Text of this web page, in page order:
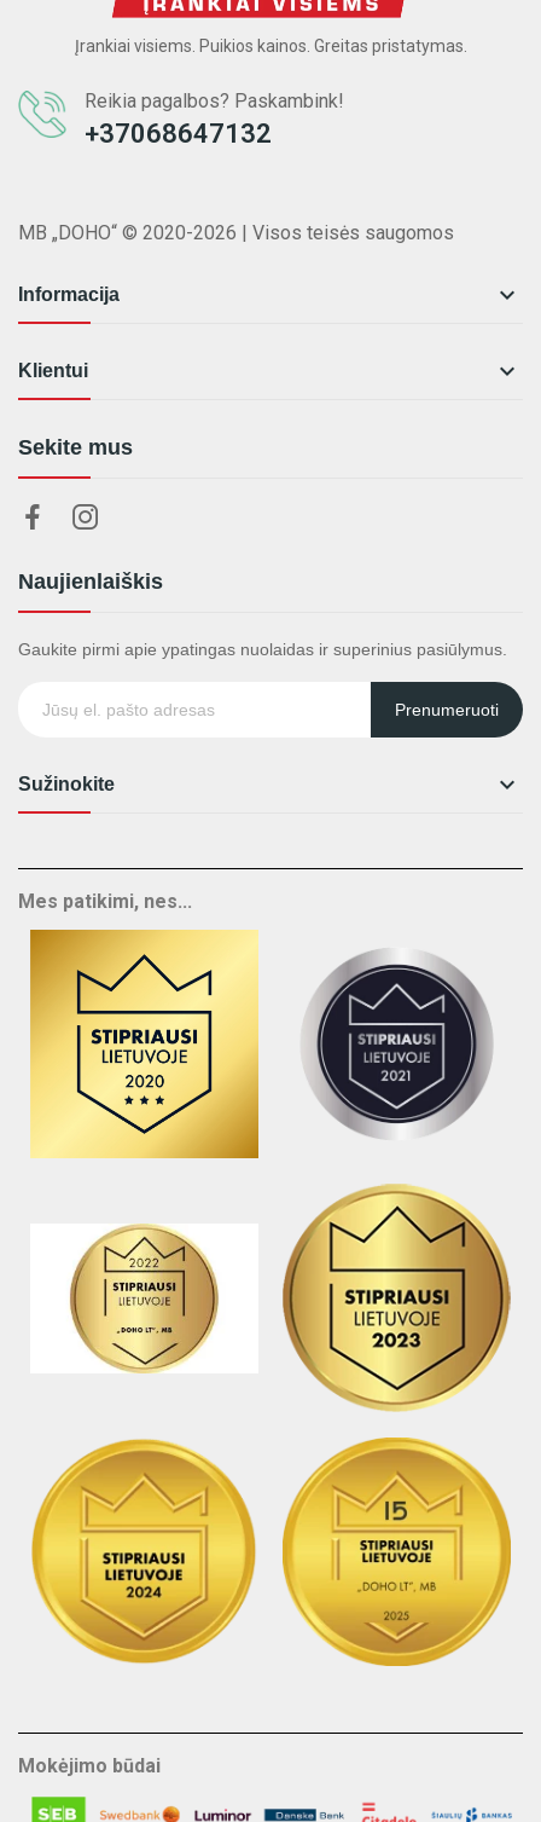
Įrankiai visiems. Puikios kainos. Greitas pristatymas.
Reikia pagalbos? Paskambink!
+37068647132
MB „DOHO“ © 2020-2026 | Visos teisės saugomos
Informacija 
Klientui 
Sekite mus
Naujienlaiškis
Gaukite pirmi apie ypatingas nuolaidas ir superinius pasiūlymus.
Prenumeruoti
Sužinokite 
Mes patikimi, nes...
Mokėjimo būdai